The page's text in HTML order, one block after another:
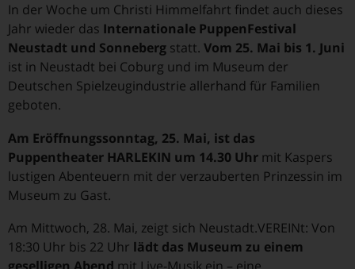
In der Woche um Christi Himmelfahrt findet auch dieses
Jahr wieder das Internationale PuppenFestival
Neustadt und Sonneberg statt. Vom 25. Mai bis 1. Juni
ist in Neustadt bei Coburg und im Museum der
Deutschen Spielzeugindustrie allerhand für Familien
geboten.
Am Eröffnungssonntag, 25. Mai, ist das
Puppentheater HARLEKIN um 14.30 Uhr mit Kaspers
lustigen Abenteuern mit der verzauberten Prinzessin im
Museum zu Gast.
Am Mittwoch, 28. Mai, zeigt sich Neustadt.VEREINt: Von
18:30 Uhr bis 22 Uhr lädt das Museum zu einem